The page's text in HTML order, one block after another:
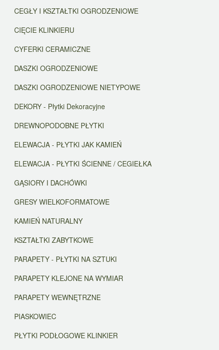
CEGŁY I KSZTAŁTKI OGRODZENIOWE
CIĘCIE KLINKIERU
CYFERKI CERAMICZNE
DASZKI OGRODZENIOWE
DASZKI OGRODZENIOWE NIETYPOWE
DEKORY - Płytki Dekoracyjne
DREWNOPODOBNE PŁYTKI
ELEWACJA - PŁYTKI JAK KAMIEŃ
ELEWACJA - PŁYTKI ŚCIENNE / CEGIEŁKA
GĄSIORY I DACHÓWKI
GRESY WIELKOFORMATOWE
KAMIEŃ NATURALNY
KSZTAŁTKI ZABYTKOWE
PARAPETY - PŁYTKI NA SZTUKI
PARAPETY KLEJONE NA WYMIAR
PARAPETY WEWNĘTRZNE
PIASKOWIEC
PŁYTKI PODŁOGOWE KLINKIER